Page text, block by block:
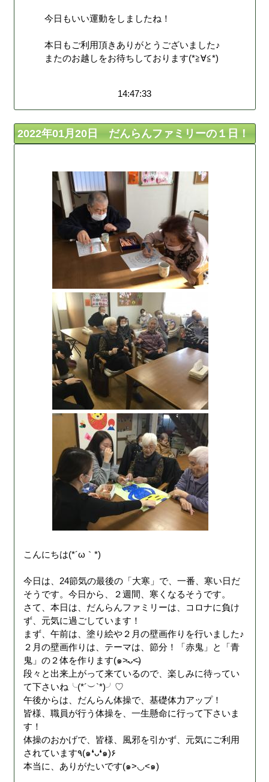
今日もいい運動をしましたね！
本日もご利用頂きありがとうございました♪
またのお越しをお待ちしております(*≧∀≦*)
14:47:33
2022年01月20日 だんらんファミリーの１日！
こんにちは(*´ω｀*)
今日は、24節気の最後の「大寒」で、一番、寒い日だ
そうです。今日から、２週間、寒くなるそうです。
さて、本日は、だんらんファミリーは、コロナに負け
ず、元気に過ごしています！
まず、午前は、塗り絵や２月の壁画作りを行いました♪
２月の壁画作りは、テーマは、節分！「赤鬼」と「青
鬼」の２体を作ります(๑˃̵ᴗ˂̵)
段々と出来上がって来ているので、楽しみに待ってい
て下さいね╰(*´︶`*)╯♡
午後からは、だんらん体操で、基礎体力アップ！
皆様、職員が行う体操を、一生懸命に行って下さいま
す！
体操のおかげで、皆様、風邪を引かず、元気にご利用
されています٩(๑❛ᴗ❛๑)۶
本当に、ありがたいです(๑>◡<๑)